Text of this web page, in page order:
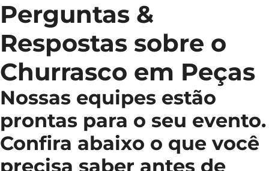
Perguntas &
Respostas sobre o
Churrasco em Peças
Nossas equipes estão
prontas para o seu evento.
Confira abaixo o que você
precisa saber antes de